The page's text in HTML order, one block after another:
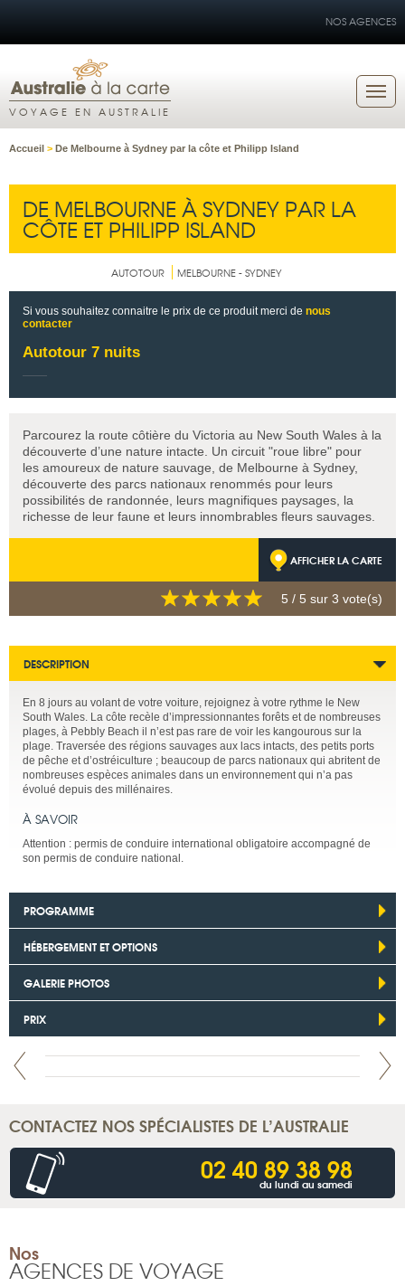
NOS AGENCES
VOYAGE EN AUSTRALIE
Accueil > De Melbourne à Sydney par la côte et Philipp Island
DE MELBOURNE À SYDNEY PAR LA
CÔTE ET PHILIPP ISLAND
AUTOTOUR MELBOURNE - SYDNEY
Si vous souhaitez connaitre le prix de ce produit merci de nous
contacter
Autotour 7 nuits
Parcourez la route côtière du Victoria au New South Wales à la
découverte d’une nature intacte. Un circuit "roue libre" pour
les amoureux de nature sauvage, de Melbourne à Sydney,
découverte des parcs nationaux renommés pour leurs
possibilités de randonnée, leurs magnifiques paysages, la
richesse de leur faune et leurs innombrables fleurs sauvages.
AFFICHER LA CARTE
5 / 5 sur 3 vote(s)
DESCRIPTION
En 8 jours au volant de votre voiture, rejoignez à votre rythme le New
South Wales. La côte recèle d’impressionnantes forêts et de nombreuses
plages, à Pebbly Beach il n’est pas rare de voir les kangourous sur la
plage. Traversée des régions sauvages aux lacs intacts, des petits ports
de pêche et d’ostréiculture ; beaucoup de parcs nationaux qui abritent de
nombreuses espèces animales dans un environnement qui n’a pas
évolué depuis des millénaires.
À SAVOIR
Attention : permis de conduire international obligatoire accompagné de
son permis de conduire national.
PROGRAMME
HÉBERGEMENT ET OPTIONS
GALERIE PHOTOS
PRIX
CONTACTEZ NOS SPÉCIALISTES DE L’AUSTRALIE
02 40 89 38 98
du lundi au samedi
Nos
AGENCES DE VOYAGE